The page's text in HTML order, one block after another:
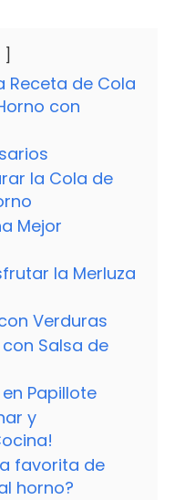
Receta de Cola
con
la Cola de
Mejor
la Merluza
Verduras
Salsa de
Papillote
y
favorita de
horno?